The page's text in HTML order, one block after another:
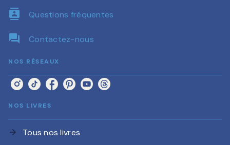
contacts Questions fréquentes
question_answer Contactez-nous
NOS RÉSEAUX
NOS LIVRES
arrow_forward Tous nos livres